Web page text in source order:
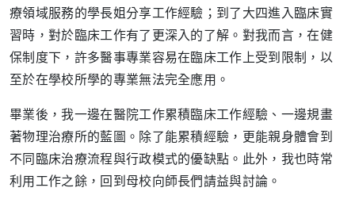
療領域服務的學長姐分享工作經驗；到了大四進入臨床實
習時，對於臨床工作有了更深入的了解。對我而言，在健
保制度下，許多醫事專業容易在臨床工作上受到限制，以
至於在學校所學的專業無法完全應用。
畢業後，我一邊在醫院工作累積臨床工作經驗、一邊規畫
著物理治療所的藍圖。除了能累積經驗，更能親身體會到
不同臨床治療流程與行政模式的優缺點。此外，我也時常
利用工作之餘，回到母校向師長們請益與討論。